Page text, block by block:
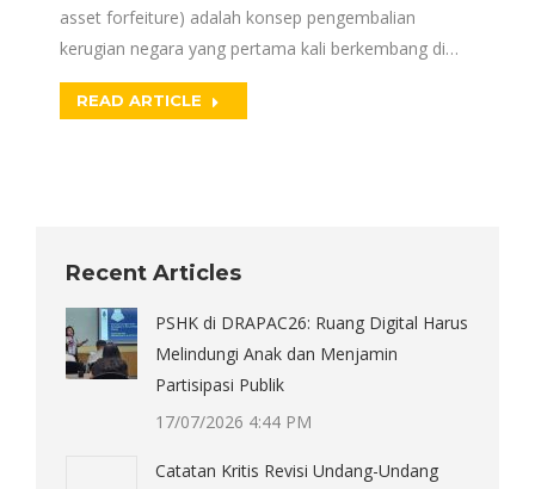
asset forfeiture) adalah konsep pengembalian
kerugian negara yang pertama kali berkembang di…
READ ARTICLE
Recent Articles
PSHK di DRAPAC26: Ruang Digital Harus
Melindungi Anak dan Menjamin
Partisipasi Publik
17/07/2026 4:44 PM
Catatan Kritis Revisi Undang-Undang